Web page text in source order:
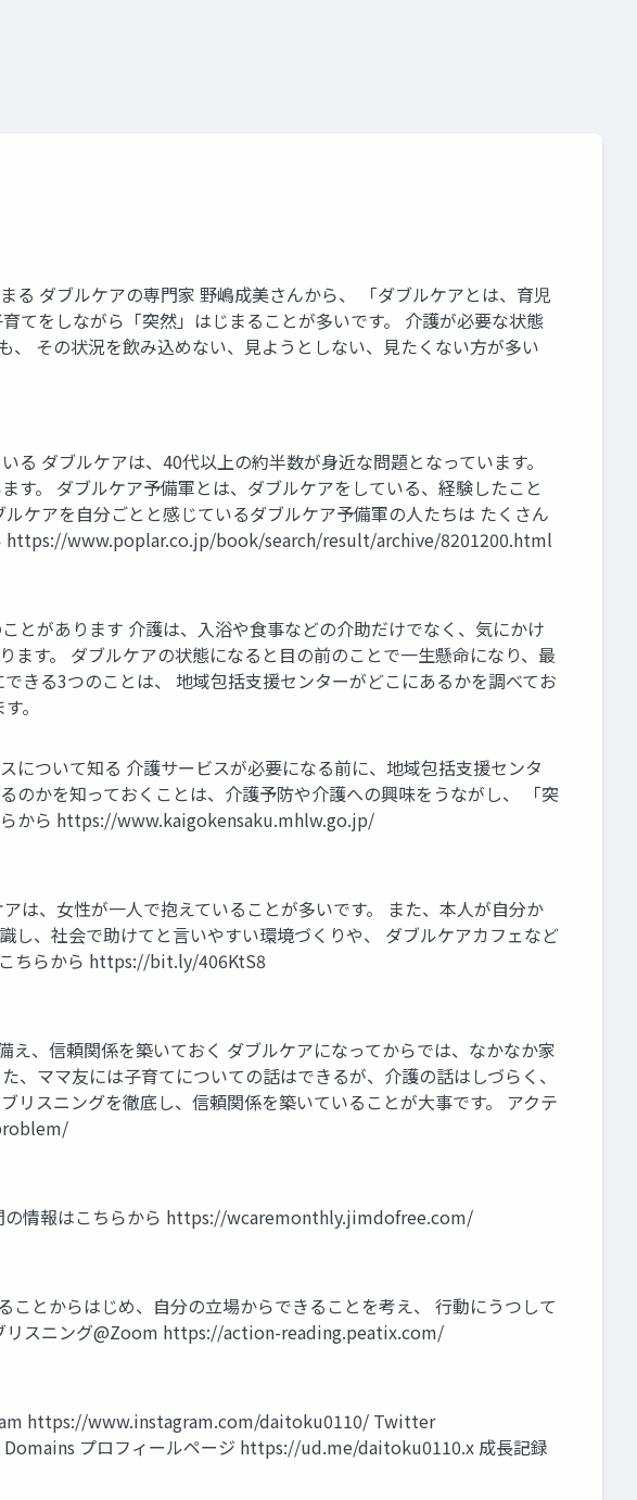
ダブルケアの専門家 野嶋成美さんから、 「ダブルケアとは、育児
てをしながら「突然」はじまることが多いです。 介護が必要な状態
その状況を飲み込めない、見ようとしない、見たくない方が多い
ダブルケアは、40代以上の約半数が身近な問題となっています。
す。 ダブルケア予備軍とは、ダブルケアをしている、経験したこと
ケアを自分ごとと感じているダブルケア予備軍の人たちは たくさん
https://www.poplar.co.jp/book/search/result/archive/8201200.html
とがあります 介護は、入浴や食事などの介助だけでなく、気にかけ
す。 ダブルケアの状態になると目の前のことで一生懸命になり、最
きる3つのことは、 地域包括支援センターがどこにあるかを調べてお
。
ついて知る 介護サービスが必要になる前に、地域包括支援センタ
かを知っておくことは、介護予防や介護への興味をうながし、 「突
らから https://www.kaigokensaku.mhlw.go.jp/
は、女性が一人で抱えていることが多いです。 また、本人が自分か
し、社会で助けてと言いやすい環境づくりや、 ダブルケアカフェなど
こちらから https://bit.ly/406KtS8
、信頼関係を築いておく ダブルケアになってからでは、なかなか家
ママ友には子育てについての話はできるが、介護の話はしづらく、
リスニングを徹底し、信頼関係を築いていることが大事です。 アクテ
の情報はこちらから https://wcaremonthly.jimdofree.com/
とからはじめ、自分の立場からできることを考え、 行動にうつして
リスニング@Zoom https://action-reading.peatix.com/
https://www.instagram.com/daitoku0110/ Twitter
プロフィールページ https://ud.me/daitoku0110.x 成長記録